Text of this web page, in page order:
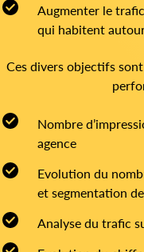
Augmenter le
qui habitent
Ces divers objectifs
Nombre
agence
Evolution du
et segmentation
Analyse du trafic